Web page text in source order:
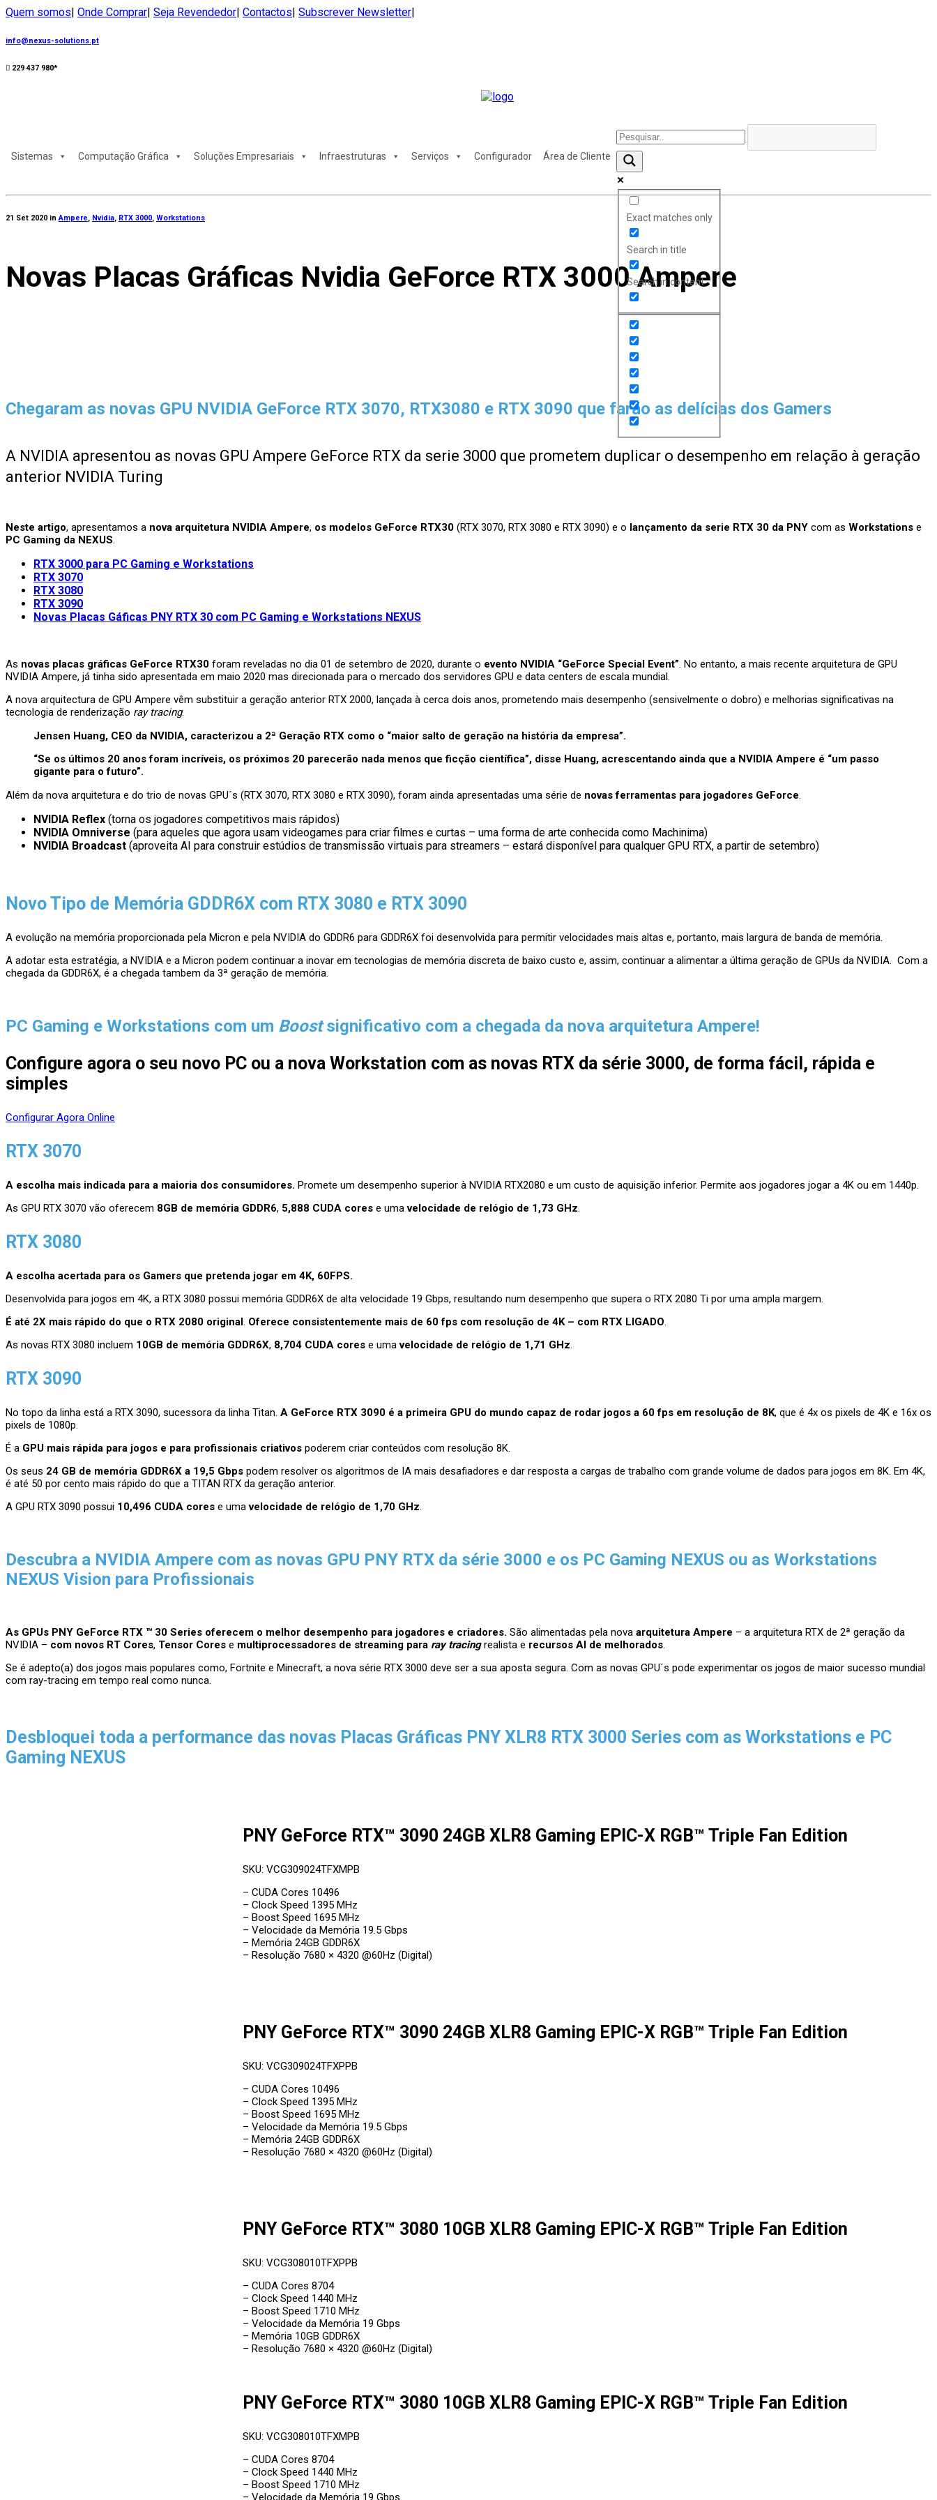
Quem somos| Onde Comprar| Seja Revendedor| Contactos| Subscrever Newsletter|
info@nexus-solutions.pt
229 437 980*
Sistemas Computação Gráfica Soluções Empresariais Infraestruturas Serviços Configurador Área de Cliente
Exact matches only
Search in title
Search in content
21 Set 2020 in Ampere, Nvidia, RTX 3000, Workstations
Novas Placas Gráficas Nvidia GeForce RTX 3000 Ampere
Chegaram as novas GPU NVIDIA GeForce RTX 3070, RTX3080 e RTX 3090 que farão as delícias dos Gamers
A NVIDIA apresentou as novas GPU Ampere GeForce RTX da serie 3000 que prometem duplicar o desempenho em relação à geração
anterior NVIDIA Turing
Neste artigo, apresentamos a nova arquitetura NVIDIA Ampere, os modelos GeForce RTX30 (RTX 3070, RTX 3080 e RTX 3090) e o lançamento da serie RTX 30 da PNY com as Workstations e
PC Gaming da NEXUS.
RTX 3000 para PC Gaming e Workstations
RTX 3070
RTX 3080
RTX 3090
Novas Placas Gáficas PNY RTX 30 com PC Gaming e Workstations NEXUS
As novas placas gráficas GeForce RTX30 foram reveladas no dia 01 de setembro de 2020, durante o evento NVIDIA “GeForce Special Event”. No entanto, a mais recente arquitetura de GPU
NVIDIA Ampere, já tinha sido apresentada em maio 2020 mas direcionada para o mercado dos servidores GPU e data centers de escala mundial.
A nova arquitectura de GPU Ampere vêm substituir a geração anterior RTX 2000, lançada à cerca dois anos, prometendo mais desempenho (sensivelmente o dobro) e melhorias significativas na
tecnologia de renderização ray tracing.
Jensen Huang, CEO da NVIDIA, caracterizou a 2ª Geração RTX como o “maior salto de geração na história da empresa”.
“Se os últimos 20 anos foram incríveis, os próximos 20 parecerão nada menos que ficção científica”, disse Huang, acrescentando ainda que a NVIDIA Ampere é “um passo
gigante para o futuro”.
Além da nova arquitetura e do trio de novas GPU´s (RTX 3070, RTX 3080 e RTX 3090), foram ainda apresentadas uma série de novas ferramentas para jogadores GeForce.
NVIDIA Reflex (torna os jogadores competitivos mais rápidos)
NVIDIA Omniverse (para aqueles que agora usam videogames para criar filmes e curtas – uma forma de arte conhecida como Machinima)
NVIDIA Broadcast (aproveita AI para construir estúdios de transmissão virtuais para streamers – estará disponível para qualquer GPU RTX, a partir de setembro)
Novo Tipo de Memória GDDR6X com RTX 3080 e RTX 3090
A evolução na memória proporcionada pela Micron e pela NVIDIA do GDDR6 para GDDR6X foi desenvolvida para permitir velocidades mais altas e, portanto, mais largura de banda de memória.
A adotar esta estratégia, a NVIDIA e a Micron podem continuar a inovar em tecnologias de memória discreta de baixo custo e, assim, continuar a alimentar a última geração de GPUs da NVIDIA. Com a
chegada da GDDR6X, é a chegada tambem da 3ª geração de memória.
PC Gaming e Workstations com um Boostsignificativo com a chegada da nova arquitetura Ampere!
Configure agora o seu novo PC ou a nova Workstation com as novas RTX da série 3000, de forma fácil, rápida e
simples
Configurar Agora Online
RTX 3070
A escolha mais indicada para a maioria dos consumidores. Promete um desempenho superior à NVIDIA RTX2080 e um custo de aquisição inferior. Permite aos jogadores jogar a 4K ou em 1440p.
As GPU RTX 3070 vão oferecem 8GB de memória GDDR6, 5,888 CUDA cores e umavelocidade de relógio de 1,73 GHz.
RTX 3080
A escolha acertada para os Gamers que pretenda jogar em 4K, 60FPS.
Desenvolvida para jogos em 4K, a RTX 3080 possui memória GDDR6X de alta velocidade 19 Gbps, resultando num desempenho que supera o RTX 2080 Ti por uma ampla margem.
É até 2X mais rápido do que o RTX 2080 original. Oferece consistentemente mais de 60 fps com resolução de 4K – com RTX LIGADO.
As novas RTX 3080 incluem 10GB de memória GDDR6X, 8,704 CUDA cores e umavelocidade de relógio de 1,71 GHz.
RTX 3090
No topo da linha está a RTX 3090, sucessora da linha Titan. A GeForce RTX 3090 é a primeira GPU do mundo capaz de rodar jogos a 60 fps em resolução de 8K, que é 4x os pixels de 4K e 16x os
pixels de 1080p.
É a GPU mais rápida para jogos e para profissionais criativos poderem criar conteúdos com resolução 8K.
Os seus 24 GB de memória GDDR6X a 19,5 Gbps podem resolver os algoritmos de IA mais desafiadores e dar resposta a cargas de trabalho com grande volume de dados para jogos em 8K. Em 4K,
é até 50 por cento mais rápido do que a TITAN RTX da geração anterior.
A GPU RTX 3090 possui 10,496 CUDA cores e umavelocidade de relógio de 1,70 GHz.
Descubra a NVIDIA Ampere com as novas GPU PNY RTX da série 3000 e os PC Gaming NEXUS ou as Workstations
NEXUS Vision para Profissionais
As GPUs PNY GeForce RTX ™ 30 Series oferecem o melhor desempenho para jogadores e criadores. São alimentadas pela nova arquitetura Ampere – a arquitetura RTX de 2ª geração da
NVIDIA – com novos RT Cores, Tensor Cores e multiprocessadores de streaming para ray tracingrealista e recursos AI de melhorados.
Se é adepto(a) dos jogos mais populares como, Fortnite e Minecraft, a nova série RTX 3000 deve ser a sua aposta segura. Com as novas GPU´s pode experimentar os jogos de maior sucesso mundial
com ray-tracing em tempo real como nunca.
Desbloquei toda a performance das novas Placas Gráficas PNY XLR8 RTX 3000 Series com as Workstations e PC
Gaming NEXUS
PNY GeForce RTX™ 3090 24GB XLR8 Gaming EPIC-X RGB™ Triple Fan Edition
SKU: VCG309024TFXMPB
– CUDA Cores 10496
– Clock Speed 1395 MHz
– Boost Speed 1695 MHz
– Velocidade da Memória 19.5 Gbps
– Memória 24GB GDDR6X
– Resolução 7680 × 4320 @60Hz (Digital)
PNY GeForce RTX™ 3090 24GB XLR8 Gaming EPIC-X RGB™ Triple Fan Edition
SKU: VCG309024TFXPPB
– CUDA Cores 10496
– Clock Speed 1395 MHz
– Boost Speed 1695 MHz
– Velocidade da Memória 19.5 Gbps
– Memória 24GB GDDR6X
– Resolução 7680 × 4320 @60Hz (Digital)
PNY GeForce RTX™ 3080 10GB XLR8 Gaming EPIC-X RGB™ Triple Fan Edition
SKU: VCG308010TFXPPB
– CUDA Cores 8704
– Clock Speed 1440 MHz
– Boost Speed 1710 MHz
– Velocidade da Memória 19 Gbps
– Memória 10GB GDDR6X
– Resolução 7680 × 4320 @60Hz (Digital)
PNY GeForce RTX™ 3080 10GB XLR8 Gaming EPIC-X RGB™ Triple Fan Edition
SKU: VCG308010TFXMPB
– CUDA Cores 8704
– Clock Speed 1440 MHz
– Boost Speed 1710 MHz
– Velocidade da Memória 19 Gbps